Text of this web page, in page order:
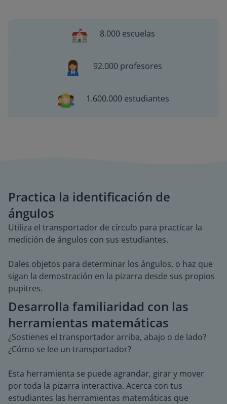
8.000 escuelas
92.000 profesores
1.600.000 estudiantes
Practica la identificación de
ángulos
Utiliza el transportador de círculo para practicar la
medición de ángulos con sus estudiantes.
Dales objetos para determinar los ángulos, o haz que
sigan la demostración en la pizarra desde sus propios
pupitres.
Desarrolla familiaridad con las
herramientas matemáticas
¿Sostienes el transportador arriba, abajo o de lado?
¿Cómo se lee un transportador?
Esta herramienta se puede agrandar, girar y mover
por toda la pizarra interactiva. Acerca con tus
estudiantes las herramientas matemáticas que